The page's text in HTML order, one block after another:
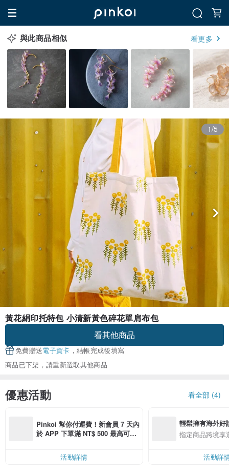
與此商品相似 看更多
1/5
黃花絹印托特包 小清新黃色碎花單肩布包
看其他商品
免費贈送電子賀卡 ，結帳完成後填寫
商品已下架，請重新選取其他商品
優惠活動 看全部 (4)
Pinkoi 幫你付運費！新會員 7 天內
於 APP 下單滿 NT$ 500 最高可折
活動詳情
輕鬆擁有海外好
指定商品跨境享
活動詳